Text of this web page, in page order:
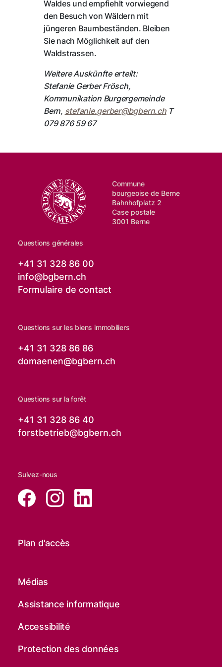
Waldes und empfiehlt vorwiegend
den Besuch von Wäldern mit
jüngeren Baumbeständen. Bleiben
Sie nach Möglichkeit auf den
Waldstrassen.
Weitere Auskünfte erteilt:
Stefanie Gerber Frösch,
Kommunikation Burgergemeinde
Bern, stefanie.gerber@bgbern.chT
079 876 59 67
Commune
bourgeoise de Berne
Bahnhofplatz 2
Case postale
3001 Berne
Questions générales
+41 31 328 86 00
info@bgbern.ch
Formulaire de contact
Questions sur les biens immobiliers
+41 31 328 86 86
domaenen@bgbern.ch
Questions sur la forêt
+41 31 328 86 40
forstbetrieb@bgbern.ch
Suivez-nous
Plan d'accès
Médias
Assistance informatique
Accessibilité
Protection des données